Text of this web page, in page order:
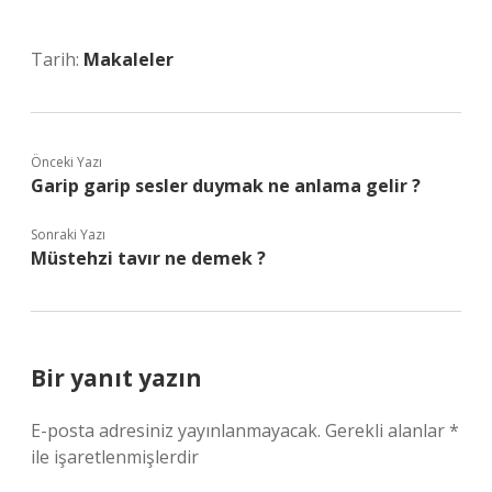
Tarih: Makaleler
Önceki Yazı
Garip garip sesler duymak ne anlama gelir ?
Sonraki Yazı
Müstehzi tavır ne demek ?
Bir yanıt yazın
E-posta adresiniz yayınlanmayacak. Gerekli alanlar*
ile işaretlenmişlerdir